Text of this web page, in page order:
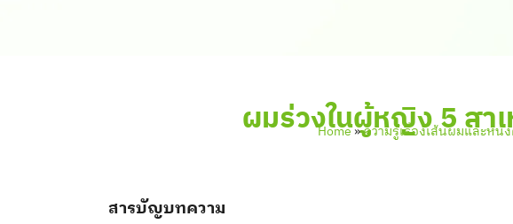
ผมร่วงในผู้หญิง 5 สา
Home»ความรู้เรื่องเส้นผมและหนั
สารบัญบทความ